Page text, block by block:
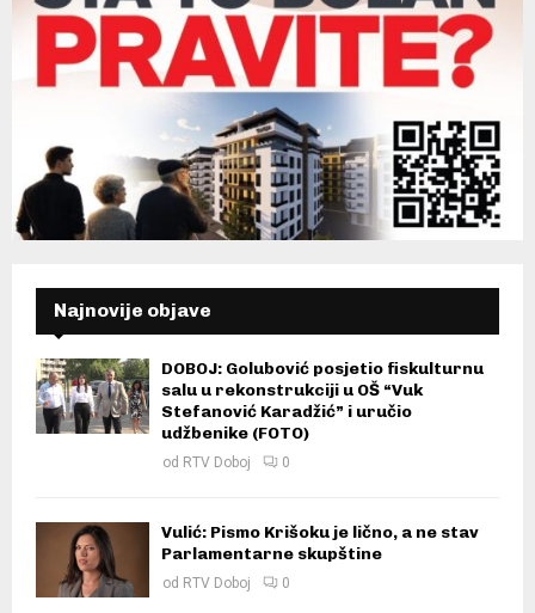
Najnovije objave
DOBOJ: Golubović posjetio fiskulturnu
salu u rekonstrukciji u OŠ “Vuk
Stefanović Karadžić” i uručio
udžbenike (FOTO)
od RTV Doboj 0
Vulić: Pismo Krišoku je lično, a ne stav
Parlamentarne skupštine
od RTV Doboj 0